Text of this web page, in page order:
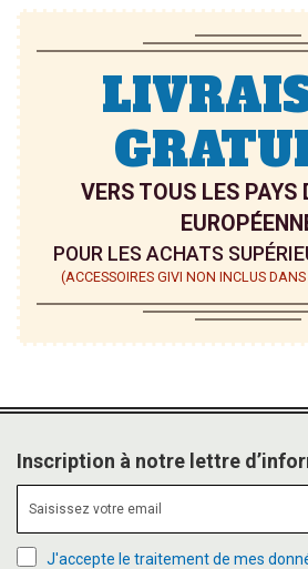
VERS TOUS LES PAYS
POUR LES ACHATS
(ACCESSOIRES GIVI NON INCLUS
Inscription à notre lettre
J'accepte le traitement de mes